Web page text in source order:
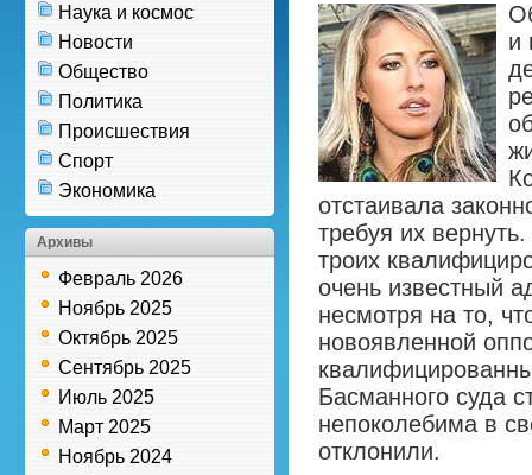
Наука и космос
Новости
Общество
Политика
Происшествия
Спорт
Экономика
Архивы
Февраль 2026
Ноябрь 2025
Октябрь 2025
Сентябрь 2025
Июль 2025
Март 2025
Ноябрь 2024
и
отстаивала
требуя их
троих
очень известный
несмотря на то,
новоявленной
Басманного суда
непоколебима в
отклонили.